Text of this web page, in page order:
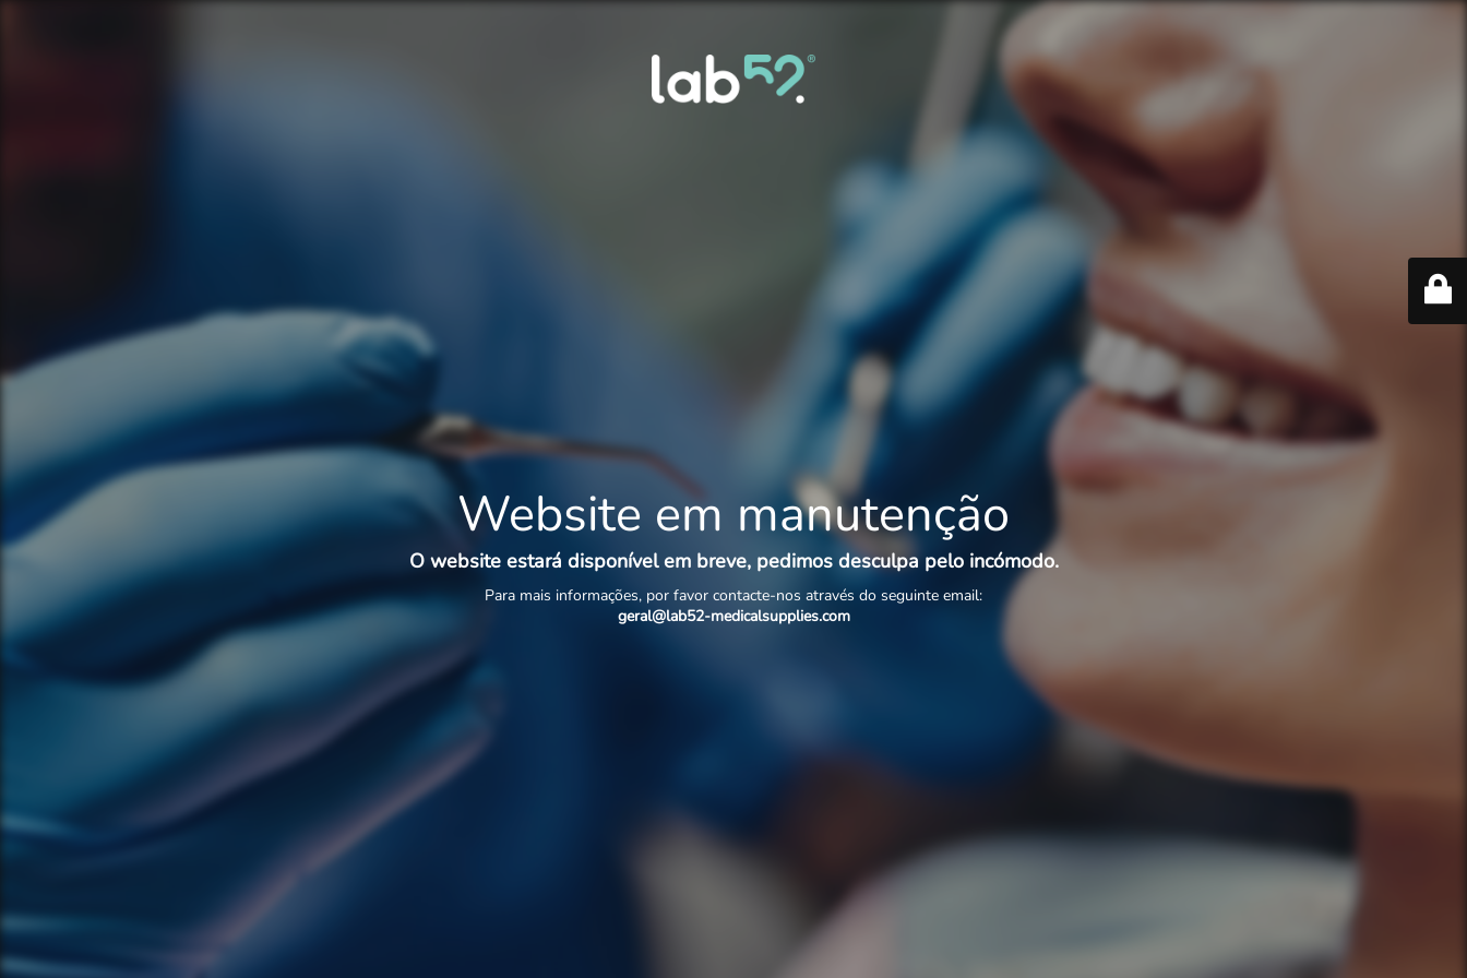
Website em manutenção
O website estará disponível em breve, pedimos desculpa pelo incómodo.
Para mais informações, por favor contacte-nos através do seguinte email:
geral@lab52-medicalsupplies.com